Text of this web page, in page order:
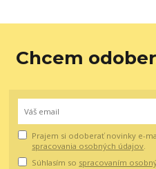
Chcem
Prajem si odoberať novinky e-
spracovania osobných údajov.
Súhlasím so spracovaním